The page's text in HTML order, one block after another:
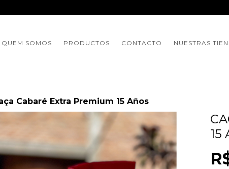
QUEM SOMOS PRODUCTOS CONTACTO NUESTRAS
Cabaré Extra Premium 15 Años
15